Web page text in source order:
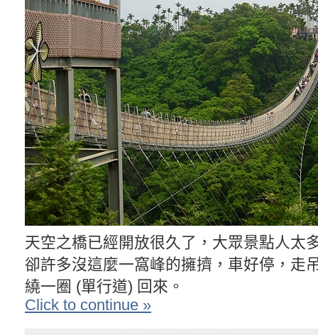
天空之橋已經開放很久了，大眾景點人太
卻許多沒這麼一窩峰的擁擠，車好停，走
繞一圈 (單行道) 回來。
Click to continue »